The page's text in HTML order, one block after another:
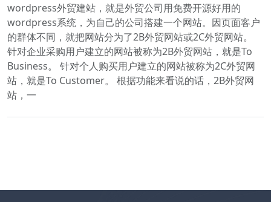
wordpress外贸建站，就是外贸公司用免费开源好用的
wordpress系统，为自己的公司搭建一个网站。因页面客户
的群体不同，就把网站分为了2B外贸网站或2C外贸网站。
针对企业采购用户建立的网站被称为2B外贸网站，就是To
Business。 针对个人购买用户建立的网站被称为2C外贸网
站，就是To Customer。 根据功能来看说的话，2B外贸网
站，一